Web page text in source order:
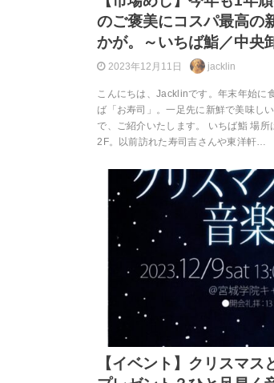
のご褒美にコスパ最高の
かが。～いちば鮨／中央
2023年12月11日 jacklin
こんにちは、Jacklinです。年末年始に
ば「お寿司」。一足先に新鮮で美味し
で、ご紹介いたします。 いちば鮨 場
2F。以前訪れた寿司吉さんや東洋軒…
【イベント】クリスマス